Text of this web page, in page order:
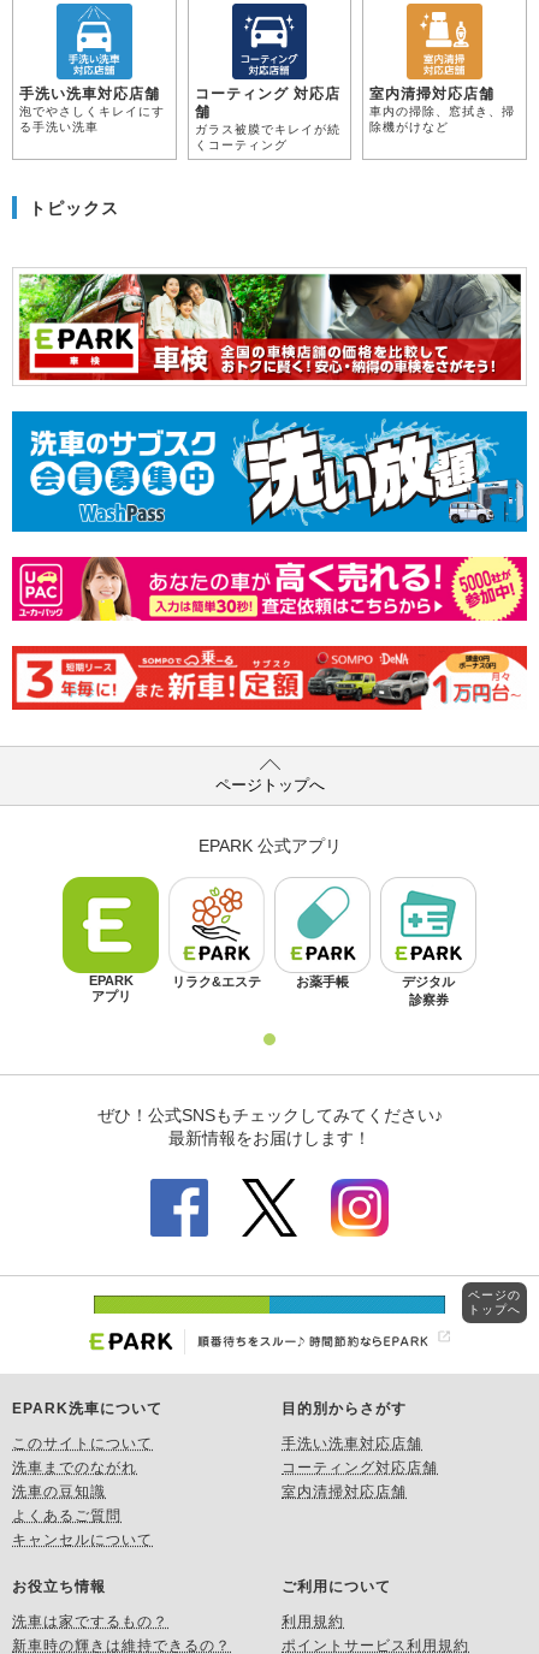
手洗い洗車対応店舗
泡でやさしくキレイにす
る手洗い洗車
コーティング 対応店
舗
ガラス被膜でキレイが続
くコーティング
室内清掃対応店舗
車内の掃除、窓拭き、掃
除機がけなど
トピックス
ページトップへ
EPARK洗車について
このサイトについて
洗車までのながれ
洗車の豆知識
よくあるご質問
キャンセルについて
目的別からさがす
手洗い洗車対応店舗
コーティング対応店舗
室内清掃対応店舗
お役立ち情報
洗車は家でするもの？
新車時の輝きは維持できるの？
ご利用について
利用規約
ポイントサービス利用規約
ページの
トップへ